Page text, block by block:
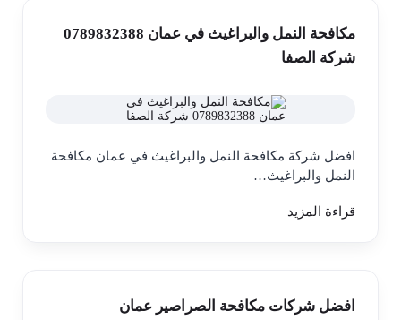
مكافحة النمل والبراغيث في عمان 0789832388
شركة الصفا
افضل شركة مكافحة النمل والبراغيث في عمان مكافحة
النمل والبراغيث…
قراءة المزيد
افضل شركات مكافحة الصراصير عمان